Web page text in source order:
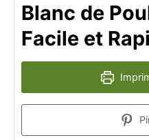
Blanc de
Facile et